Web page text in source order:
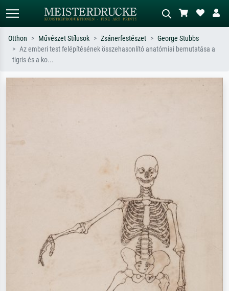
piros absztrakt, sötét olajkép, álló akt
Otthon Művészet Stílusok Zsánerfestészet
George Stubbs
Az emberi test felépítésének összehasonlító anatómiai bemutatása a
tigris és a ko...